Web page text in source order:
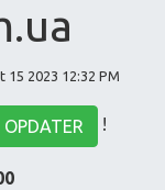
15 2023 12:32 PM
OPDATER !